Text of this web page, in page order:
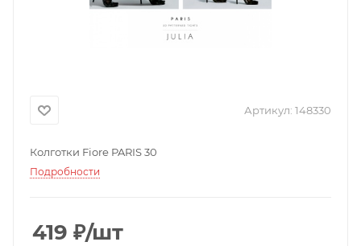
Артикул: 148330
Колготки Fiore PARIS 30
Подробности
419 ₽/шт